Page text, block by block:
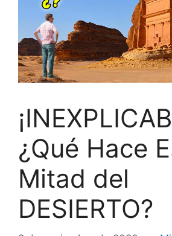
¿Qué Hace
Mitad del
DESIERTO?